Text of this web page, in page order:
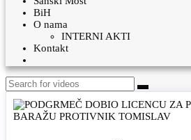
BiH
O nama
INTERNI AKTI
Kontakt